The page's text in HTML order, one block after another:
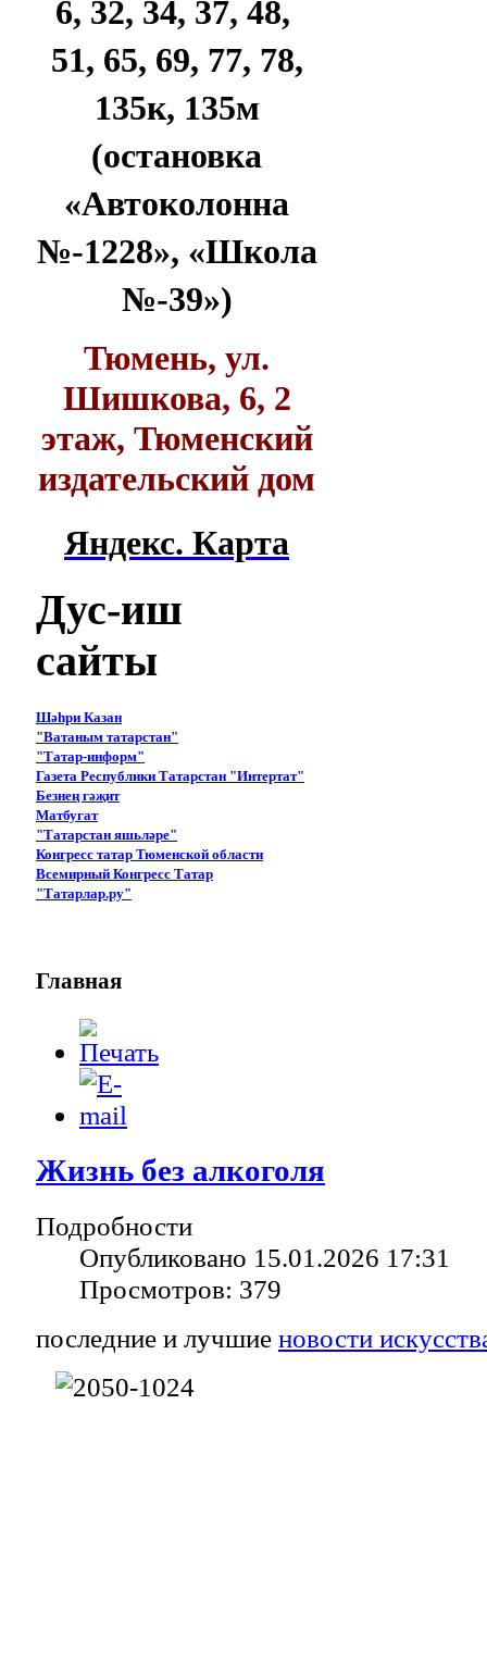
6, 32, 34, 37, 48,
51, 65, 69, 77, 78,
135к, 135м
(остановка
«Автоколонна
№-1228», «Школа
№-39»)
Тюмень, ул.
Шишкова, 6, 2
этаж, Тюменский
издательский дом
Яндекс. Карта
Дус-иш
сайты
Шәһри Казан
"Ватаным татарстан"
"Татар-информ"
Газета Республики Татарстан "Интертат"
Безнең гәҗит
Матбугат
"Татарстан яшьләре"
Конгресс татар Тюменской области
Всемирный Конгресс Татар
"Татарлар.ру"
Главная
Жизнь без алкоголя
Подробности
Опубликовано 15.01.2026 17:31
Просмотров: 379
последние и лучшие новости